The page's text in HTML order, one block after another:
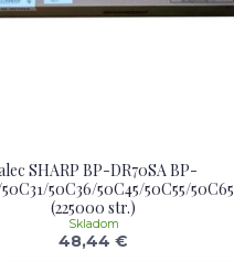
SHARP BP-DR70SA BP-
50C36/50C45/50C55/50C65
(225000 str.)
48,44 €
Skladom